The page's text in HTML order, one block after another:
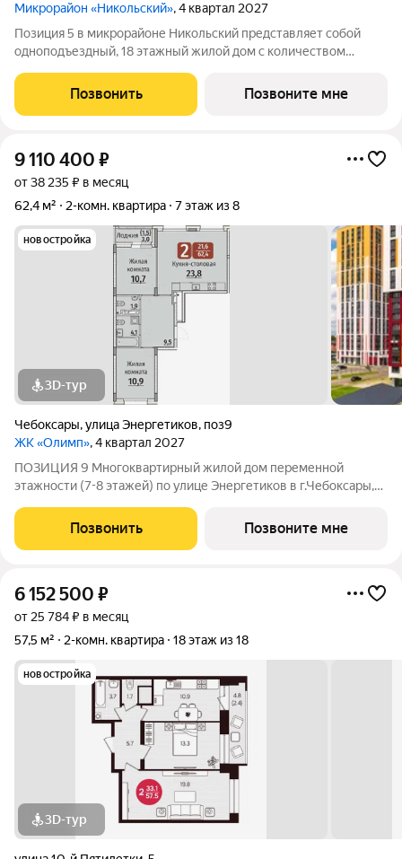
Микрорайон «Никольский», 4 квартал 2027
Позиция 5 в микрорайоне Никольский представляет собой
одноподъездный, 18 этажный жилой дом с количеством
тщательно продуманные планировки квартир - от 1-комнатных
до 3-комнатных, а также
Позвонить Позвоните мне
9 110 400 ₽
от 38 235 ₽ в месяц
62,4 м²
2-комн. квартира 7 этаж из 8
новостройка
3D-тур
Чебоксары,улица Энергетиков, поз9
ЖК «Олимп», 4 квартал 2027
ПОЗИЦИЯ 9 Многоквартирный жилой дом переменной
этажности (7-8 этажей) по улице Энергетиков в г.Чебоксары,
проекте дома отображены и учтены современные
строительные тенденции: Дом монолитно-каркасный с
Позвонить Позвоните мне
6 152 500 ₽
от 25 784 ₽ в месяц
57,5 м²
2-комн. квартира 18 этаж из 18
новостройка
3D-тур